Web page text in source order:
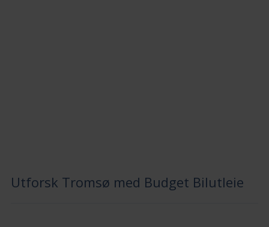
Utforsk Tromsø med Budget Bilutleie